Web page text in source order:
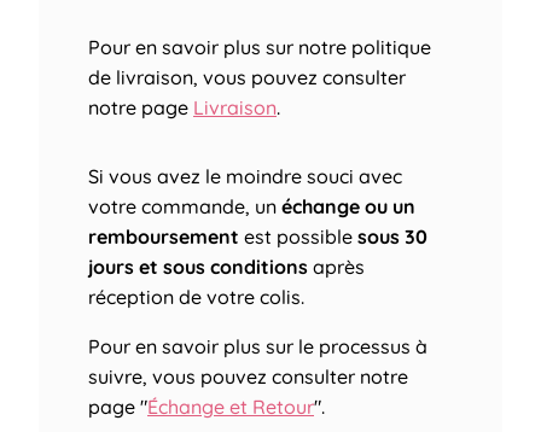
Pour en savoir plus sur notre politique
de livraison, vous pouvez consulter
notre page Livraison.
Si vous avez le moindre souci avec
votre commande, un échange ou un
remboursement est possible sous 30
jours et sous conditions après
réception de votre colis.
Pour en savoir plus sur le processus à
suivre, vous pouvez consulter notre
page "Échange et Retour".